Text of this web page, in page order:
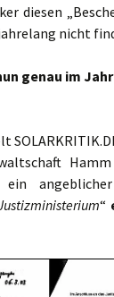
diesen
nicht
genau im
“